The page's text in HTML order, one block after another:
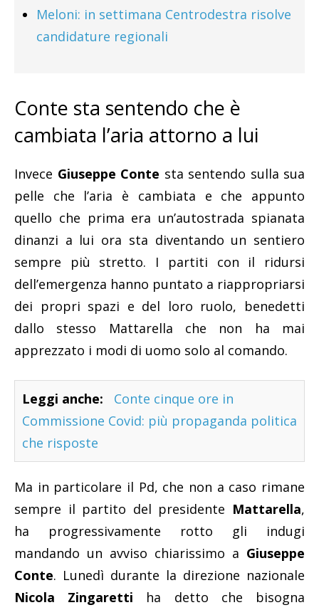
Meloni: in settimana Centrodestra risolve
candidature regionali
Conte sta sentendo che è
cambiata l’aria attorno a lui
Invece Giuseppe Conte sta sentendo sulla sua
pelle che l’aria è cambiata e che appunto
quello che prima era un’autostrada spianata
dinanzi a lui ora sta diventando un sentiero
sempre più stretto. I partiti con il ridursi
dell’emergenza hanno puntato a riappropriarsi
dei propri spazi e del loro ruolo, benedetti
dallo stesso Mattarella che non ha mai
apprezzato i modi di uomo solo al comando.
Leggi anche:
Conte cinque ore in
Commissione Covid: più propaganda politica
che risposte
Ma in particolare il Pd, che non a caso rimane
sempre il partito del presidente Mattarella,
ha progressivamente rotto gli indugi
mandando un avviso chiarissimo a Giuseppe
Conte. Lunedì durante la direzione nazionale
Nicola Zingaretti ha detto che bisogna